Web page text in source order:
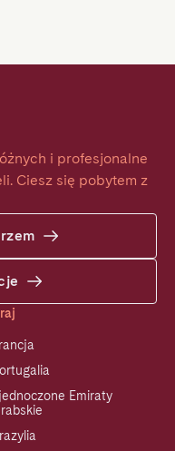
i profesjonalne
Ciesz się pobytem z
Emiraty